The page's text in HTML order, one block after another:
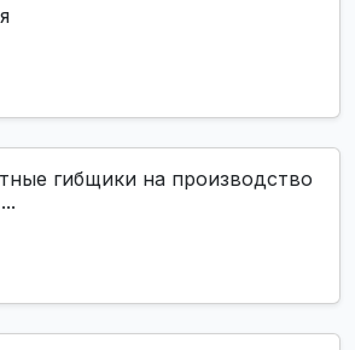
гибщики на производство